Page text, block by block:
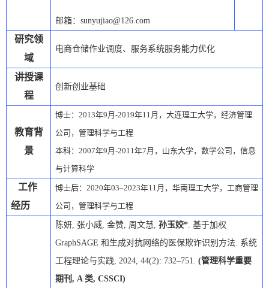
邮箱： sunyujiao@126.com
研究领
域
电商仓储作业调度、服务系统服务能力优化
讲授课
程
创新创业基础
教育背
景
博士： 2013年9月 -2019年11月，大连理工大学，经济管理
公司，管理科学与工程
本科： 2007年9月 -2011年7月，山东大学，数学公司，信息
与计算科学
工作
经历
博士后： 2020年03–2023年11月，华南理工大学，工商管理
公司，管理科学与工程
陈妍, 张小威, 金赞, 周文慧, 孙玉姣*. 基于加权
GraphSAGE 和生成对抗网络的医保欺诈识别方法. 系统
工程理论与实践, 2024, 44(2): 732–751. (管理科学重要
期刊 , A 类, CSSCI)